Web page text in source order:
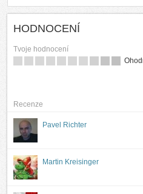
HODNOCENÍ
Tvoje hodnocení
Recenze
Pavel Richter
Martin Kreisinger